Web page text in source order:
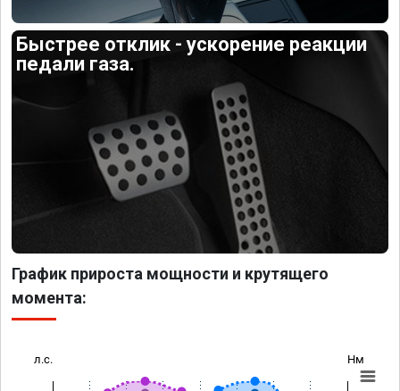
Быстрее отклик - ускорение реакции
педали газа.
График прироста мощности и крутящего
момента:
л.с. Нм